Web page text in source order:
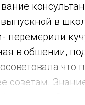
в
перемерили
в общении,
что
советам.